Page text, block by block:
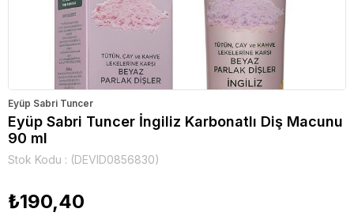
Eyüp Sabri Tuncer
Eyüp Sabri Tuncer İngiliz Karbonatlı Diş Macunu
90 ml
Stok Kodu (DEVID0856830)
₺190,40